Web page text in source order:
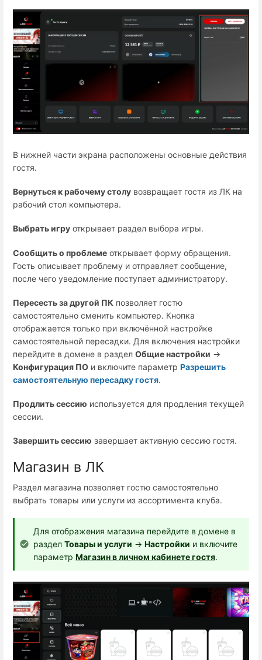
В нижней части экрана расположены основные действия
гостя.
Вернуться к рабочему столу возвращает гостя из ЛК на
рабочий стол компьютера.
Выбрать игру открывает раздел выбора игры.
Сообщить о проблеме открывает форму обращения.
Гость описывает проблему и отправляет сообщение,
после чего уведомление поступает администратору.
Пересесть за другой ПК позволяет гостю
самостоятельно сменить компьютер. Кнопка
отображается только при включённой настройке
самостоятельной пересадки. Для включения настройки
перейдите в домене в раздел Общие настройки →
Конфигурация ПО и включите параметр Разрешить
самостоятельную пересадку гостя.
Продлить сессию используется для продления текущей
сессии.
Завершить сессию завершает активную сессию гостя.
Магазин в ЛК
Раздел магазина позволяет гостю самостоятельно
выбрать товары или услуги из ассортимента клуба.
Для отображения магазина перейдите в домене в
раздел Товары и услуги → Настройки и включите
параметр Магазин в личном кабинете гостя.